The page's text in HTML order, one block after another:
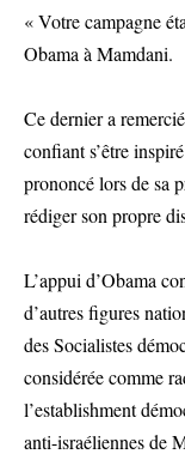
« Votre campagne
Obama à Mamdani.
Ce dernier a
confiant s’être
prononcé lors de sa
rédiger son propre
L’appui d’Obama
d’autres figures
des Socialistes
considérée comme
l’establishment
anti-israéliennes de